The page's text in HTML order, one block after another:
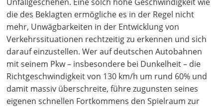
die des Beklagten ermögliche es in der Regel nicht
mehr, Unwägbarkeiten in der Entwicklung von
Verkehrssituationen rechtzeitig zu erkennen und sich
darauf einzustellen. Wer auf deutschen Autobahnen
mit seinem Pkw – insbesondere bei Dunkelheit – die
Richtgeschwindigkeit von 130 km/h um rund 60% und
damit massiv überschreite, führe zugunsten seines
eigenen schnellen Fortkommens den Spielraum zur